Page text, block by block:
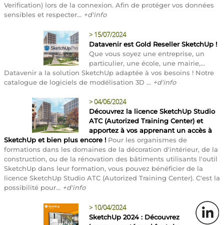
Verification) lors de la connexion. Afin de protéger vos données
sensibles et respecter... +d'info
> 15/07/2024
Datavenir est Gold Reseller SketchUp !
Que vous soyez une entreprise, un
particulier, une école, une mairie,...
Datavenir a la solution SketchUp adaptée à vos besoins ! Notre
catalogue de logiciels de modélisation 3D ... +d'info
>04/06/2024
Découvrez la licence SketchUp Studio
ATC (Autorized Training Center) et
apportez à vos apprenant un accès à
SketchUp et bien plus encore ! Pour les organismes de
formations dans les domaines de la décoration d'intérieur, de la
construction, ou de la rénovation des bâtiments utilisants l'outil
SketchUp dans leur formation, vous pouvez bénéficier de la
licence SketchUp Studio ATC (Autorized Training Center). C'est la
possibilité pour... +d'info
> 10/04/2024
SketchUp 2024 : Découvrez